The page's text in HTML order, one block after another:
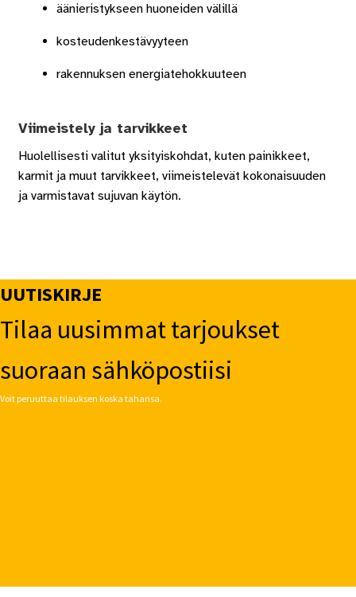
äänieristykseen huoneiden välillä
kosteudenkestävyyteen
rakennuksen energiatehokkuuteen
Viimeistely ja tarvikkeet
Huolellisesti valitut yksityiskohdat, kuten painikkeet,
karmit ja muut tarvikkeet, viimeistelevät kokonaisuuden
ja varmistavat sujuvan käytön.
UUTISKIRJE
Tilaa uusimmat tarjoukset
suoraan sähköpostiisi
Voit peruuttaa tilauksen koska tahansa.